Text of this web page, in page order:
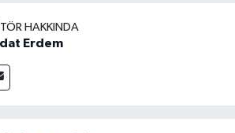
HAKKINDA
Erdem